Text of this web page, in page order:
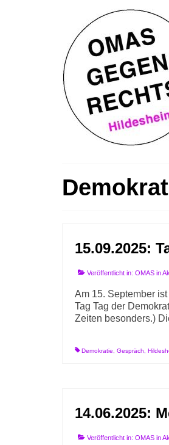
15.09.2025:
Veröffentlicht in: OMAS in
Am 15. September
Tag Tag der
Zeiten besonders.)
Demokratie Gespräch
14.06.2025:
Veröffentlicht in: OMAS in